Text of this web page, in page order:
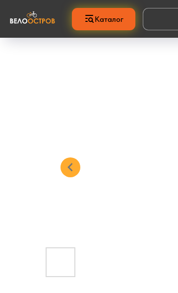
Каталог